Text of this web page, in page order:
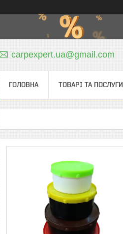
carpexpert.ua@gmail.com
ГОЛОВНА ТОВАРІ ТА ПОСЛУГИ